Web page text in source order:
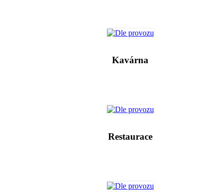
Kavárna
Restaurace